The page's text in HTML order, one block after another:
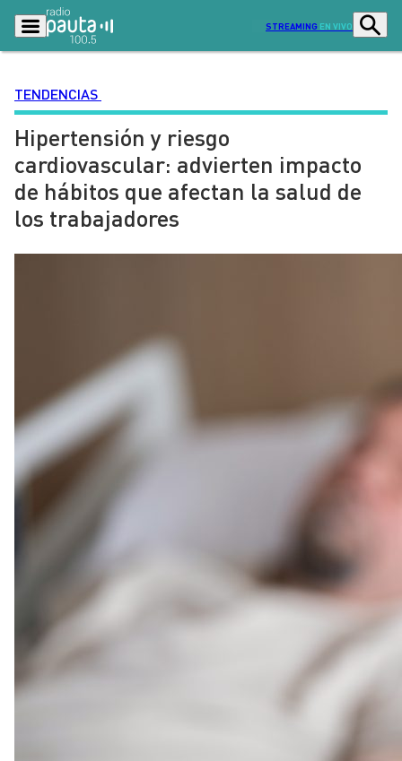
STREAMING EN VIVO
Podcasts
Lo Último Actualidad
Ciudad Economía
Radio en vivo
Dato en Pauta
Contenido Patrocinado
TENDENCIAS
Hipertensión y riesgo
cardiovascular: advierten impacto
de hábitos que afectan la salud de
los trabajadores